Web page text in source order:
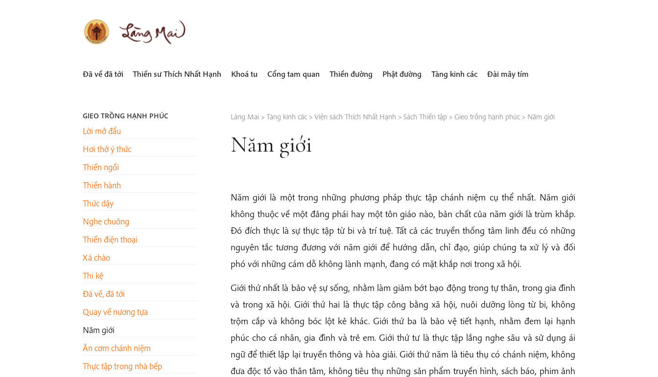
LÀNG MAI
Đã về đã tới Thiền sư Thích Nhất Hạnh Khoá tu Cổng tam quan Thiền đường Phật đường Tàng kinh các Đài mây tím
GIEO TRỒNG HẠNH PHÚC
Lời mở đầu
Hơi thở ý thức
Thiền ngồi
Thiền hành
Thức dậy
Nghe chuông
Thiền điện thoại
Xá chào
Thi kệ
Đã về, đã tới
Quay về nương tựa
Năm giới
Ăn cơm chánh niệm
Thực tập trong nhà bếp
Làng Mai> Tàng kinh các> Viện sách Thích Nhất Hạnh > Sách Thiền tập> Gieo trồng hạnh phúc> Năm giới
Năm giới
Năm giới là một trong những phương pháp thực tập chánh niệm cụ thể nhất. Năm giới
không thuộc về một đảng phái hay một tôn giáo nào, bản chất của năm giới là trùm khắp.
Đó đích thực là sự thực tập từ bi và trí tuệ. Tất cả các truyền thống tâm linh đều có những
nguyên tắc tương đương với năm giới để hướng dẫn, chỉ đạo, giúp chúng ta xử lý và đối
phó với những cám dỗ không lành mạnh, đang có mặt khắp nơi trong xã hội.
Giới thứ nhất là bảo vệ sự sống, nhằm làm giảm bớt bạo động trong tự thân, trong gia đình
và trong xã hội. Giới thứ hai là thực tập công bằng xã hội, nuôi dưỡng lòng từ bi, không
trộm cắp và không bóc lột kẻ khác. Giới thứ ba là bảo vệ tiết hạnh, nhằm đem lại hạnh
phúc cho cá nhân, gia đình và trẻ em. Giới thứ tư là thực tập lắng nghe sâu và sử dụng ái
ngữ để thiết lập lại truyền thông và hòa giải. Giới thứ năm là tiêu thụ có chánh niệm, không
đưa độc tố vào thân tâm, không tiêu thụ những sản phẩm truyền hình, sách báo, phim ảnh